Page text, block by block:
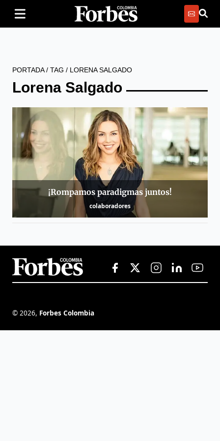
PORTADA/ TAG / LORENA SALGADO
Lorena Salgado
¡Rompamos paradigmas juntos!
colaboradores
© 2026, Forbes Colombia